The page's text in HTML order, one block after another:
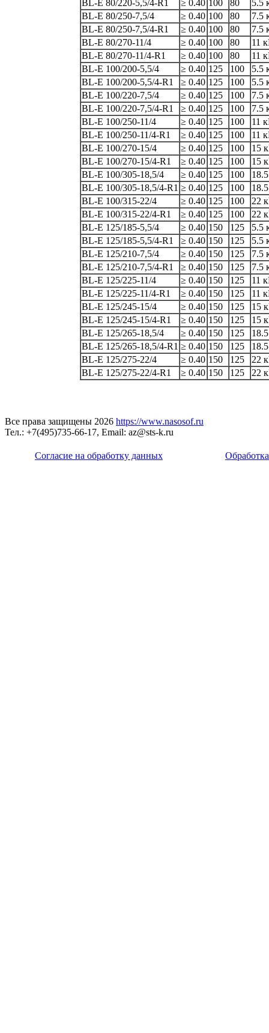
BL-E 80/220-5,5/4-R1 ≥ 0.40 100 80
5.5
BL-E 80/250-7,5/4
≥ 0.40 100 80
7.5
BL-E 80/250-7,5/4-R1
≥ 0.40 100 80
7.5
BL-E 80/270-11/4
≥ 0.40 100 80
11
BL-E 80/270-11/4-R1
≥ 0.40 100 80
11
BL-E 100/200-5,5/4
≥ 0.40 125 100
5.5
BL-E 100/200-5,5/4-R1
≥ 0.40 125 100
5.5
BL-E 100/220-7,5/4
≥ 0.40 125 100
7.5
BL-E 100/220-7,5/4-R1
≥ 0.40 125 100
7.5
BL-E 100/250-11/4
≥ 0.40 125 100
11
BL-E 100/250-11/4-R1
≥ 0.40 125 100
11
BL-E 100/270-15/4
≥ 0.40 125 100
15
BL-E 100/270-15/4-R1
≥ 0.40 125 100
15
BL-E 100/305-18,5/4
≥ 0.40 125 100
BL-E 100/305-18,5/4-R1 ≥ 0.40 125 100
BL-E 100/315-22/4
≥ 0.40 125 100
22
BL-E 100/315-22/4-R1
≥ 0.40 125 100
22
BL-E 125/185-5,5/4
≥ 0.40 150 125
5.5
BL-E 125/185-5,5/4-R1
≥ 0.40 150 125
5.5
BL-E 125/210-7,5/4
≥ 0.40 150 125
7.5
BL-E 125/210-7,5/4-R1
≥ 0.40 150 125
7.5
BL-E 125/225-11/4
≥ 0.40 150 125
11
BL-E 125/225-11/4-R1
≥ 0.40 150 125
11
BL-E 125/245-15/4
≥ 0.40 150 125
15
BL-E 125/245-15/4-R1
≥ 0.40 150 125
15
BL-E 125/265-18,5/4
≥ 0.40 150 125
BL-E 125/265-18,5/4-R1 ≥ 0.40 150 125
BL-E 125/275-22/4
≥ 0.40 150 125
22
BL-E 125/275-22/4-R1
≥ 0.40 150 125 22
Все права защищены 2026 https://www.nasosof.ru
Тел.: +7(495)735-66-17, Email: az@sts-k.ru
Согласие на обработку данных